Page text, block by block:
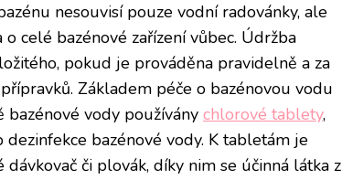
nesouvisí pouze vodní radovánky, ale
celé bazénové zařízení vůbec. Údržba
pokud je prováděna pravidelně a za
Základem péče o bazénovou vodu
vody používány chlorové tablety,
bazénové vody. K tabletám je
či plovák, díky nim se účinná látka z